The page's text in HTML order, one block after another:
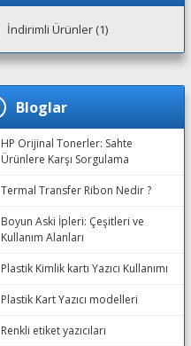
İndirimli Ürünler (1)
Bloglar
HP Orijinal Tonerler: Sahte
Ürünlere Karşı Sorgulama
Termal Transfer Ribon Nedir ?
Boyun Aski İpleri: Çeşitleri ve
Kullanım Alanları
Plastik Kimlik kartı Yazıcı Kullanımı
Plastik Kart Yazıcı modelleri
Renkli etiket yazıcıları